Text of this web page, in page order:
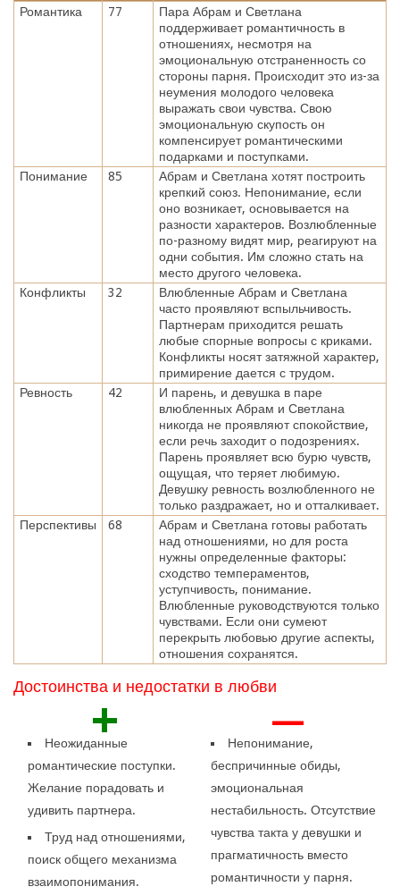
Романтика 77
Пара Абрам и Светлана
поддерживает романтичность в
отношениях, несмотря на
эмоциональную отстраненность со
стороны парня. Происходит это из-за
неумения молодого человека
выражать свои чувства. Свою
эмоциональную скупость он
компенсирует романтическими
подарками и поступками.
Понимание
85
Абрам и Светлана хотят построить
крепкий союз. Непонимание, если
оно возникает, основывается на
разности характеров. Возлюбленные
по-разному видят мир, реагируют на
одни события. Им сложно стать на
место другого человека.
Конфликты
32
Влюбленные Абрам и Светлана
часто проявляют вспыльчивость.
Партнерам приходится решать
любые спорные вопросы с криками.
Конфликты носят затяжной характер,
примирение дается с трудом.
Ревность
42
И парень, и девушка в паре
влюбленных Абрам и Светлана
никогда не проявляют спокойствие,
если речь заходит о подозрениях.
Парень проявляет всю бурю чувств,
ощущая, что теряет любимую.
Девушку ревность возлюбленного не
только раздражает, но и отталкивает.
Перспективы
68
Абрам и Светлана готовы работать
над отношениями, но для роста
нужны определенные факторы:
сходство темпераментов,
уступчивость, понимание.
Влюбленные руководствуются только
чувствами. Если они сумеют
перекрыть любовью другие аспекты,
отношения сохранятся.
Достоинства и недостатки в любви
+
Неожиданные
романтические поступки.
Желание порадовать и
удивить партнера.
Труд над отношениями,
поиск общего механизма
взаимопонимания.
—
Непонимание,
беспричинные обиды,
эмоциональная
нестабильность. Отсутствие
чувства такта у девушки и
прагматичность вместо
романтичности у парня.